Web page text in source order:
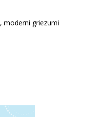
, moderni griezumi